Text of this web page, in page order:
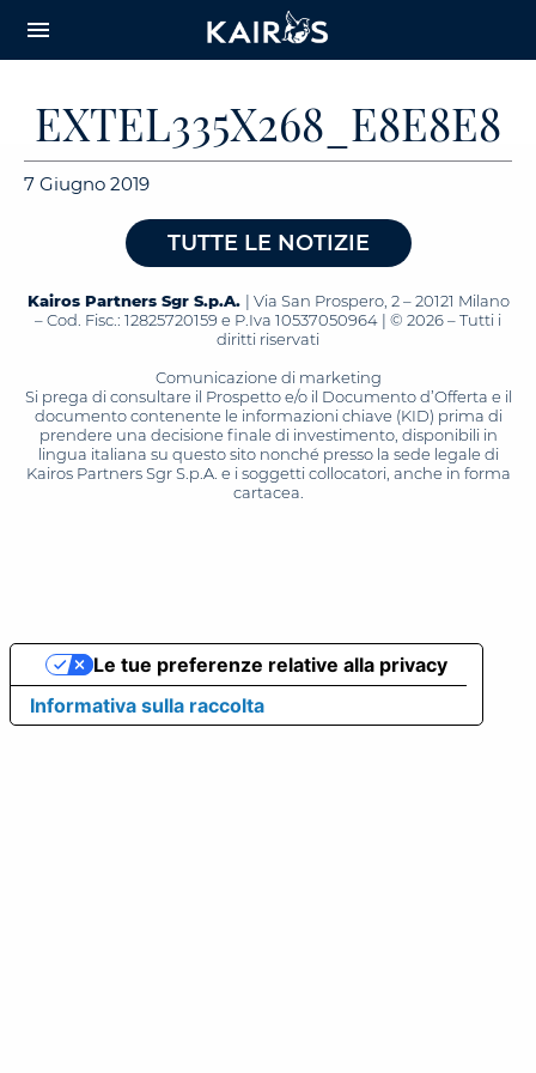
CONTENT
menu
EXTEL335X268_E8E8E8
7 Giugno 2019
TUTTE LE NOTIZIE
Kairos Partners Sgr S.p.A. | Via San Prospero, 2 – 20121 Milano
– Cod. Fisc.: 12825720159 e P.Iva 10537050964 | © 2026 – Tutti i
diritti riservati
Comunicazione di marketing
Si prega di consultare il Prospetto e/o il Documento d’Offerta e il
documento contenente le informazioni chiave (KID) prima di
prendere una decisione finale di investimento, disponibili in
lingua italiana su questo sito nonché presso la sede legale di
Kairos Partners Sgr S.p.A. e i soggetti collocatori, anche in forma
cartacea.
Informativa sulla raccolta
Le tue preferenze relative alla privacy